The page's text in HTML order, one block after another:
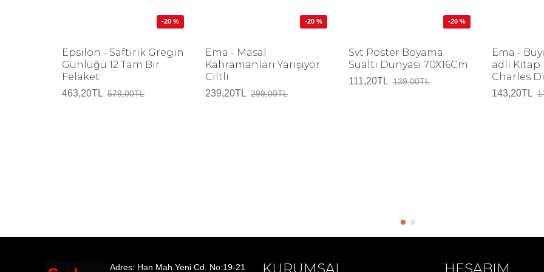
-20 %
Epsilon - Saftirik Gregin
Günlüğü 12 Tam Bir
Felaket
463,20TL 579,00TL
-20 %
Ema - Masal
Kahramanları Yarışıyor
Ciltli
239,20TL 299,00TL
-20 %
Svt Poster Boyama
Sualtı Dünyası 70X16Cm
111,20TL 139,00TL
Ema -
adlı Kitap
Charles
143,20TL
Adres: Han Mah.Yeni Cd. No:19-21 KURUMSAL HESABIM